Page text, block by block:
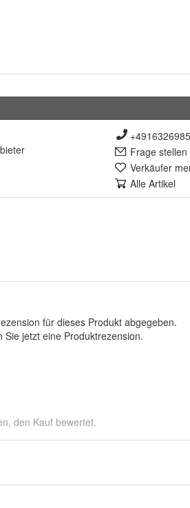
Frage stellen
Verkäufer
Alle Artikel
für dieses Produkt abgegeben.
Sie jetzt eine Produktrezension.
den Kauf bewertet.